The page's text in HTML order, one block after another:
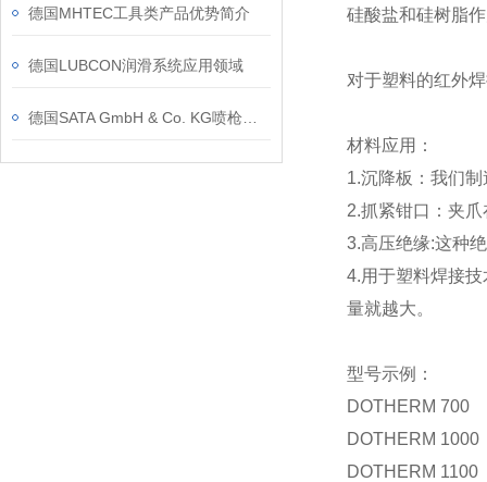
德国MHTEC工具类产品优势简介
德国LUBCON润滑系统应用领域
硅酸盐和硅树脂
对于塑料的红外
材料应用：
1.沉降板：我们
2.抓紧钳口：夹
3.高压绝缘:这种
4.用于塑料焊接
量就越大。
型号示例：
DOTHERM 700
DOTHERM 1000
DOTHERM 1100